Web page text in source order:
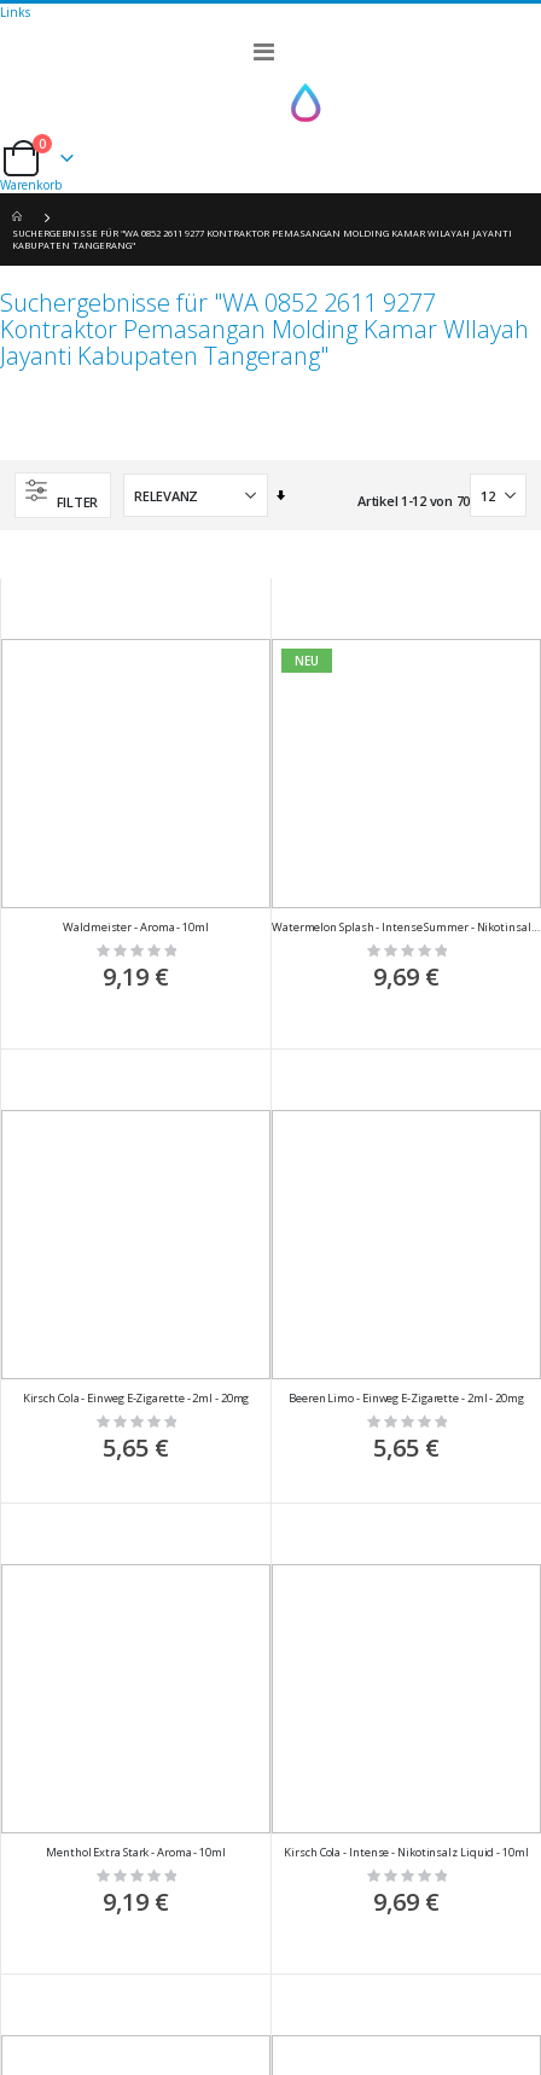
Links
Navigation
Cart
0
Warenkorb
SUCHERGEBNISSE FÜR "WA 0852 2611 9277 KONTRAKTOR PEMASANGAN MOLDING KAMAR WILAYAH JAYANTI
KABUPATEN TANGERANG"
Suchergebnisse für "WA 0852 2611 9277
Kontraktor Pemasangan Molding Kamar WIlayah
Jayanti Kabupaten Tangerang"
FILTER
AufsteigendArtikel 1 -12von 70
Waldmeister - Aroma - 10ml
Rating:
0%
9,19 €
NEU
Watermelon Splash - Intense Summer - Nikotinsalz Liquid - 10ml
Rating:
0%
9,69 €
Kirsch Cola - Einweg E-Zigarette - 2ml - 20mg
Rating:
0%
5,65 €
Beeren Limo - Einweg E-Zigarette - 2ml - 20mg
Rating:
0%
5,65 €
Menthol Extra Stark - Aroma - 10ml
Rating:
9,19 €
Kirsch Cola - Intense - Nikotinsalz Liquid - 10ml
Rating:
9,69 €